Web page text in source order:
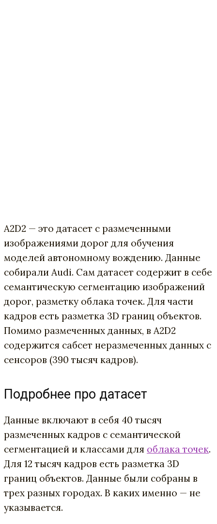
A2D2 — это датасет с размеченными
изображениями дорог для обучения
моделей автономному вождению. Данные
собирали Audi. Сам датасет содержит в себе
семантическую сегментацию изображений
дорог, разметку облака точек. Для части
кадров есть разметка 3D границ объектов.
Помимо размеченных данных, в A2D2
содержится сабсет неразмеченных данных с
сенсоров (390 тысяч кадров).
Подробнее про датасет
Данные включают в себя 40 тысяч
размеченных кадров с семантической
сегментацией и классами для облака точек.
Для 12 тысяч кадров есть разметка 3D
границ объектов. Данные были собраны в
трех разных городах. В каких именно — не
указывается.